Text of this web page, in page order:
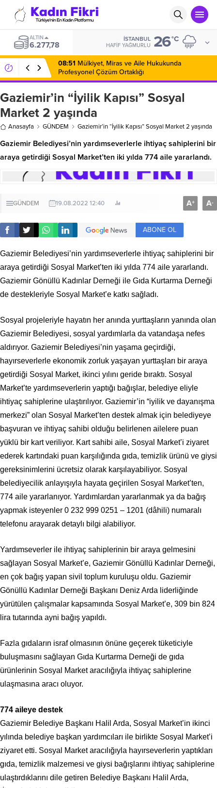
ALTIN
6.277,78
İSTANBUL
HAFIF YAĞMURLU 26°C
08:51 Mülkiyet, Miras ve Aile Hukukunda
Profesyonel Çözüm Ortaklığı
Gaziemir’in “İyilik Kapısı” Sosyal
Market 2 yaşında
Anasayfa GÜNDEM Gaziemir’in “İyilik Kapısı” Sosyal Market 2 yaşında
Gaziemir Belediyesi’nin yardımseverlerle ihtiyaç sahiplerini bir
araya getirdiği Sosyal Market’ten iki yılda 774 aile yararlandı.
GÜNDEM 19.08.2022 12:40 A+ A-
ABONE OL
Gaziemir Belediyesi’nin yardımseverlerle ihtiyaç sahiplerini bir
araya getirdiği Sosyal Market’ten iki yılda 774 aile yararlandı.
Gaziemir Gönüllü Kadınlar Derneği ile Gıda Kurtarma Derneği
de destekleriyle Sosyal Market’e katkı sağladı.
Sosyal projeleriyle hayatın her anında yurttaşların yanında olan
Gaziemir Belediyesi, sosyal yardımlarla da vatandaşa nefes
aldırıyor. Gaziemir Belediyesi’nin yaşama geçirdiği,
hayırseverlerle ekonomik zorluk yaşayan yurttaşları bir araya
getirdiği Sosyal Market, ikinci yılını geride bıraktı. Sosyal
Market’te yardımseverlerin yaptığı bağışlar, belediye eliyle
ihtiyaç sahiplerine ulaştırılıyor. Gaziemir’in “iyilik ve dayanışma
merkezi” olan Sosyal Market’ten destek almak için belediyeye
başvuran ve ihtiyaç sahibi olduğu belirlenen ailelere puan
yüklü bir kart veriliyor. Kart sahibi aile, Sosyal Market’i ziyaret
ederek kartındaki puan karşılığında gıda, temizlik ürünü ve giysi
gereksinimlerini ücretsiz olarak karşılayabiliyor. Sosyal
belediyecilik anlayışıyla hayata geçirilen Sosyal Market’ten,
774 aile yararlanıyor. Yardımlardan yararlanmak ya da bağış
yapmak isteyenler 0 232 999 0251 – 1201 (dâhili) numaralı
telefonu arayarak detaylı bilgi alabiliyor.
Yardımseverler ile ihtiyaç sahiplerinin bir araya gelmesini
sağlayan Sosyal Market’e, Gaziemir Gönüllü Kadınlar Derneği,
en çok bağış yapan sivil toplum kuruluşu oldu. Gaziemir
Gönüllü Kadınlar Derneği Başkanı Deniz Arda liderliğinde
yürütülen çalışmalar kapsamında Sosyal Market’e, 309 bin 824
lira tutarında ayni bağış yapıldı.
Fazla gıdaların israf olmasının önüne geçerek tüketiciyle
buluşmasını sağlayan Gıda Kurtarma Derneği de gıda
ürünlerinin Sosyal Market aracılığıyla ihtiyaç sahiplerine
ulaşmasına aracı oluyor.
774 aileye destek
Gaziemir Belediye Başkanı Halil Arda, Sosyal Market’in ikinci
yılında belediye başkan yardımcıları ile birlikte Sosyal Market’i
ziyaret etti. Sosyal Market aracılığıyla hayırseverlerin yaptıkları
gıda, temizlik malzemesi ve giysi bağışlarını ihtiyaç sahiplerine
ulaştırdıklarını dile getiren Belediye Başkanı Halil Arda,